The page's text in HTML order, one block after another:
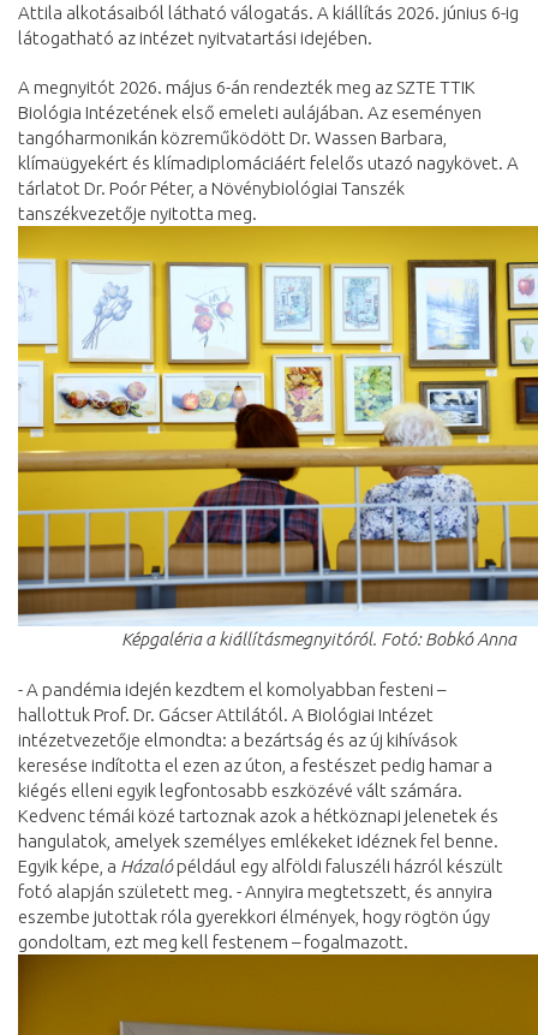
Attila alkotásaiból látható válogatás. A kiállítás 2026. június 6-ig
látogatható az intézet nyitvatartási idejében.
A megnyitót 2026. május 6-án rendezték meg az SZTE TTIK
Biológia Intézetének első emeleti aulájában. Az eseményen
tangóharmonikán közreműködött Dr. Wassen Barbara,
klímaügyekért és klímadiplomáciáért felelős utazó nagykövet. A
tárlatot Dr. Poór Péter, a Növénybiológiai Tanszék
tanszékvezetője nyitotta meg.
Képgaléria a kiállításmegnyitóról. Fotó: Bobkó Anna
- A pandémia idején kezdtem el komolyabban festeni –
hallottuk Prof. Dr. Gácser Attilától. A Biológiai Intézet
intézetvezetője elmondta: a bezártság és az új kihívások
keresése indította el ezen az úton, a festészet pedig hamar a
kiégés elleni egyik legfontosabb eszközévé vált számára.
Kedvenc témái közé tartoznak azok a hétköznapi jelenetek és
hangulatok, amelyek személyes emlékeket idéznek fel benne.
Egyik képe, a Házalópéldául egy alföldi faluszéli házról készült
fotó alapján született meg. - Annyira megtetszett, és annyira
eszembe jutottak róla gyerekkori élmények, hogy rögtön úgy
gondoltam, ezt meg kell festenem – fogalmazott.